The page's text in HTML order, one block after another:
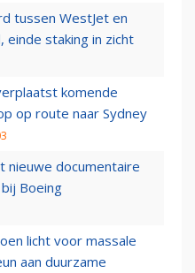
tussen WestJet en
einde staking in zicht
komende
op route naar Sydney
nieuwe documentaire
Boeing
licht voor massale
aan duurzame